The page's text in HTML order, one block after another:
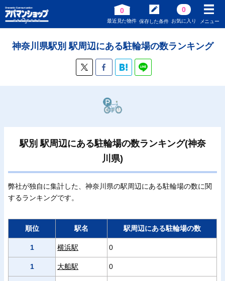
0
最近見た物件 保存した条件
0
お気に入り メニュー
神奈川県駅別 駅周辺にある駐輪場の数ランキング
駅別 駅周辺にある駐輪場の数ランキング(神奈
川県)
弊社が独自に集計した、神奈川県の駅周辺にある駐輪場の数に関
するランキングです。
順位 駅名 駅周辺にある駐輪場の数
1 横浜駅 0
1 大船駅 0